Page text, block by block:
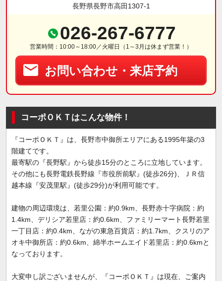
長野県長野市高田1307-1
026-267-6777
営業時間：10:00～18:00／火曜日（1～3月は休まず営業！）
お問い合わせ・来店予約
コーポＯＫＴはこんな物件！
『コーポＯＫＴ』は、長野市中御所エリアにある1995年築の3
階建てです。
最寄駅の『長野駅』から徒歩15分のところに立地しています。
その他にも長野電鉄長野線『市役所前駅』(徒歩26分)、ＪＲ信
越本線『安茂里駅』(徒歩29分)が利用可能です。
建物の周辺環境は、若里公園：約0.9km、長野赤十字病院：約
1.4km、デリシア若里店：約0.6km、ファミリーマート長野若里
一丁目店：約0.4km、ながの東急百貨店：約1.7km、クスリのア
オキ中御所店：約0.6km、綿半ホームエイド若里店：約0.6kmと
なっております。
大変申し訳ございませんが、『コーポＯＫＴ』は現在、ご案内